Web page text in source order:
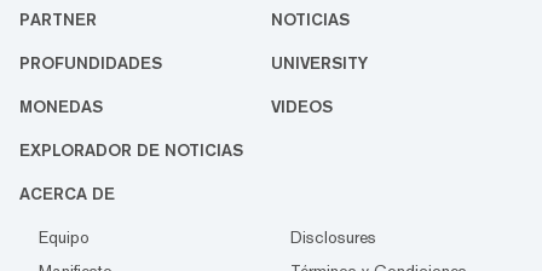
PARTNER NOTICIAS
PROFUNDIDADES UNIVERSITY
MONEDAS VIDEOS
EXPLORADOR DE NOTICIAS
ACERCA DE
Equipo
Disclosures